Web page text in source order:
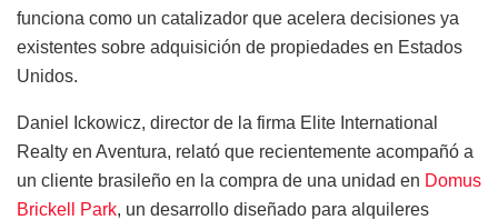
funciona como un catalizador que acelera decisiones ya
existentes sobre adquisición de propiedades en Estados
Unidos.
Daniel Ickowicz, director de la firma Elite International
Realty en Aventura, relató que recientemente acompañó a
un cliente brasileño en la compra de una unidad en Domus
Brickell Park, un desarrollo diseñado para alquileres